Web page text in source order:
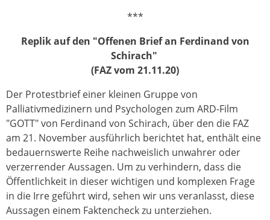
***
Replik auf den "Offenen Brief an Ferdinand von
Schirach"
(FAZ vom 21.11.20)
Der Protestbrief einer kleinen Gruppe von
Palliativmedizinern und Psychologen zum ARD-Film
"GOTT" von Ferdinand von Schirach, über den die FAZ
am 21. November ausführlich berichtet hat, enthält eine
bedauernswerte Reihe nachweislich unwahrer oder
verzerrender Aussagen. Um zu verhindern, dass die
Öffentlichkeit in dieser wichtigen und komplexen Frage
in die Irre geführt wird, sehen wir uns veranlasst, diese
Aussagen einem Faktencheck zu unterziehen.